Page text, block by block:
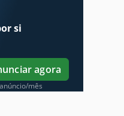
si
agora
mês